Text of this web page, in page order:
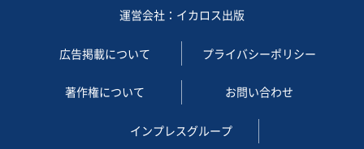
運営会社：イカロス出版
広告掲載について プライバシーポリシー
著作権について お問い合わせ
インプレスグループ